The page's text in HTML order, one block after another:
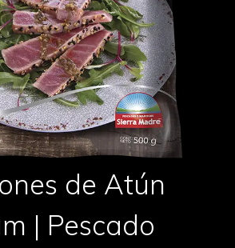
de Atún
| Pescado